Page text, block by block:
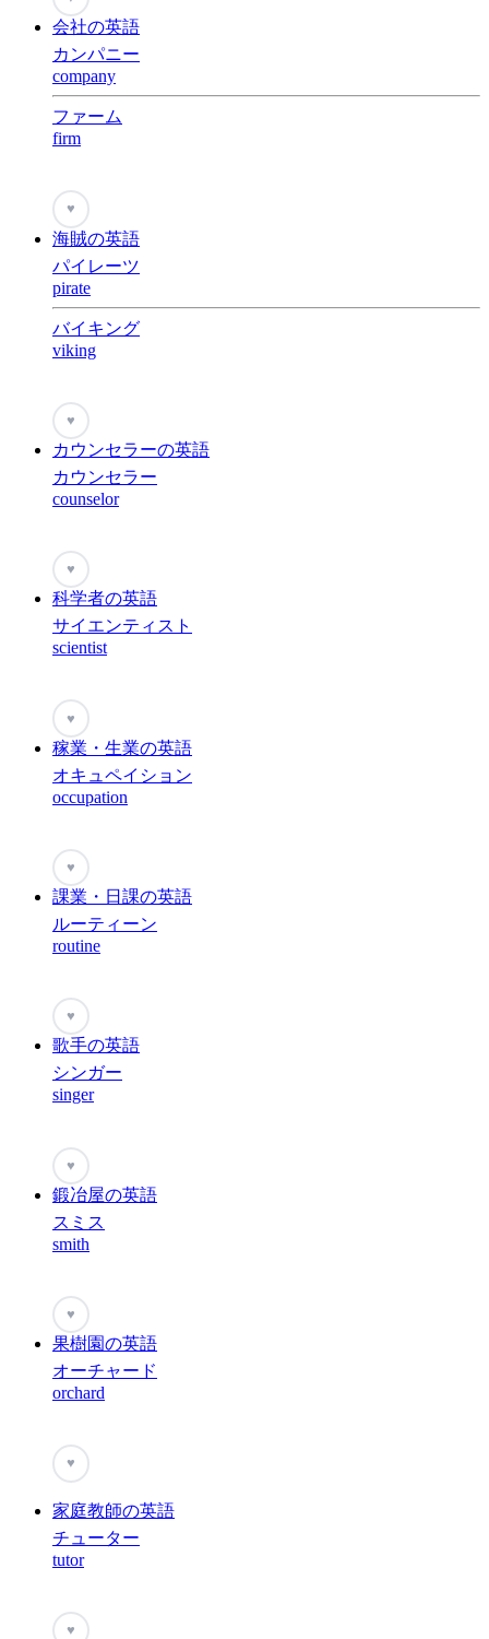
会社の英語
カンパニー
company
ファーム
firm
♥
海賊の英語
パイレーツ
pirate
バイキング
viking
♥
カウンセラーの英語
カウンセラー
counselor
♥
科学者の英語
サイエンティスト
scientist
♥
稼業・生業の英語
オキュペイション
occupation
♥
課業・日課の英語
ルーティーン
routine
♥
歌手の英語
シンガー
singer
♥
鍛冶屋の英語
スミス
smith
♥
果樹園の英語
オーチャード
orchard
♥
家庭教師の英語
チューター
tutor
♥